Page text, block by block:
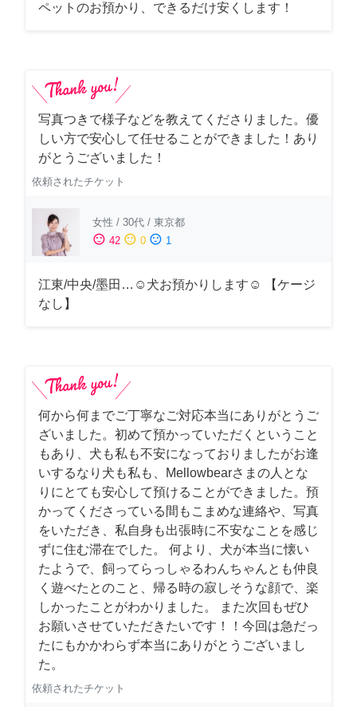
ペットのお預かり、できるだけ安くします！
写真つきで様子などを教えてくださりました。優
しい方で安心して任せることができました！あり
がとうございました！
依頼されたチケット
女性 / 30代 / 東京都
sentiment_satisfied 42 sentiment_neutral 0 sentiment_dissatisfied 1
江東/中央/墨田…☺︎犬お預かりします☺︎ 【ケージ
なし】
何から何までご丁寧なご対応本当にありがとうご
ざいました。初めて預かっていただくということ
もあり、犬も私も不安になっておりましたがお逢
いするなり犬も私も、Mellowbearさまの人とな
りにとても安心して預けることができました。預
かってくださっている間もこまめな連絡や、写真
をいただき、私自身も出張時に不安なことを感じ
ずに住む滞在でした。 何より、犬が本当に懐い
たようで、飼ってらっしゃるわんちゃんとも仲良
く遊べたとのこと、帰る時の寂しそうな顔で、楽
しかったことがわかりました。 また次回もぜひ
お願いさせていただきたいです！！今回は急だっ
たにもかかわらず本当にありがとうございまし
た。
依頼されたチケット